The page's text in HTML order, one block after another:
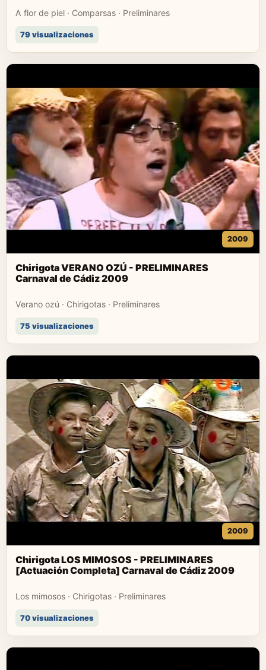
A flor de piel · Comparsas · Preliminares
79 visualizaciones
2009
Chirigota VERANO OZÚ - PRELIMINARES
Carnaval de Cádiz 2009
Verano ozú · Chirigotas · Preliminares
75 visualizaciones
2009
Chirigota LOS MIMOSOS - PRELIMINARES
[Actuación Completa] Carnaval de Cádiz 2009
Los mimosos · Chirigotas · Preliminares
70 visualizaciones